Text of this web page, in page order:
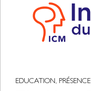
EDUCATION, PRÉSENCE